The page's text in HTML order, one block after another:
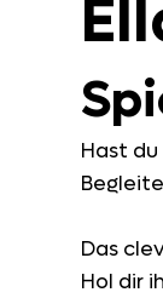
Hast
Das
Hol dir